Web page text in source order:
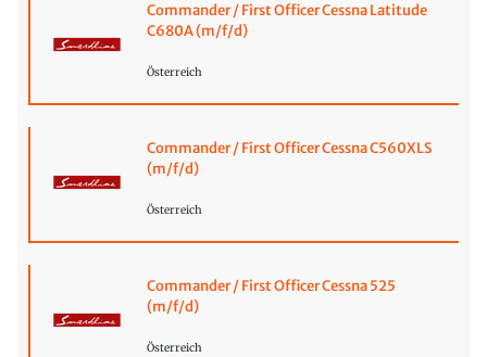
Commander / First Officer Cessna Latitude
C680A (m/f/d)
Österreich
Commander / First Officer Cessna C560XLS
(m/f/d)
Österreich
Commander / First Officer Cessna 525
(m/f/d)
Österreich